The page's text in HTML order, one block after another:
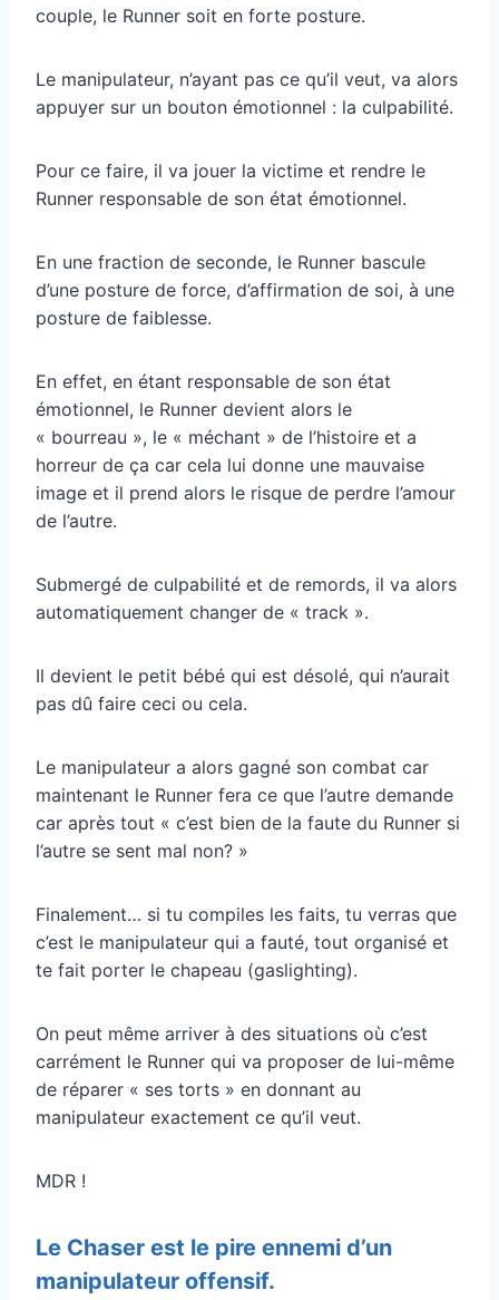
couple, le Runner soit en forte posture.
Le manipulateur, n’ayant pas ce qu’il veut, va alors
appuyer sur un bouton émotionnel : la culpabilité.
Pour ce faire, il va jouer la victime et rendre le
Runner responsable de son état émotionnel.
En une fraction de seconde, le Runner bascule
d’une posture de force, d’affirmation de soi, à une
posture de faiblesse.
En effet, en étant responsable de son état
émotionnel, le Runner devient alors le
« bourreau », le « méchant » de l’histoire et a
horreur de ça car cela lui donne une mauvaise
image et il prend alors le risque de perdre l’amour
de l’autre.
Submergé de culpabilité et de remords, il va alors
automatiquement changer de « track ».
Il devient le petit bébé qui est désolé, qui n’aurait
pas dû faire ceci ou cela.
Le manipulateur a alors gagné son combat car
maintenant le Runner fera ce que l’autre demande
car après tout « c’est bien de la faute du Runner si
l’autre se sent mal non? »
Finalement… si tu compiles les faits, tu verras que
c’est le manipulateur qui a fauté, tout organisé et
te fait porter le chapeau (gaslighting).
On peut même arriver à des situations où c’est
carrément le Runner qui va proposer de lui-même
de réparer « ses torts » en donnant au
manipulateur exactement ce qu’il veut.
MDR !
Le Chaser est le pire ennemi d’un
manipulateur offensif.